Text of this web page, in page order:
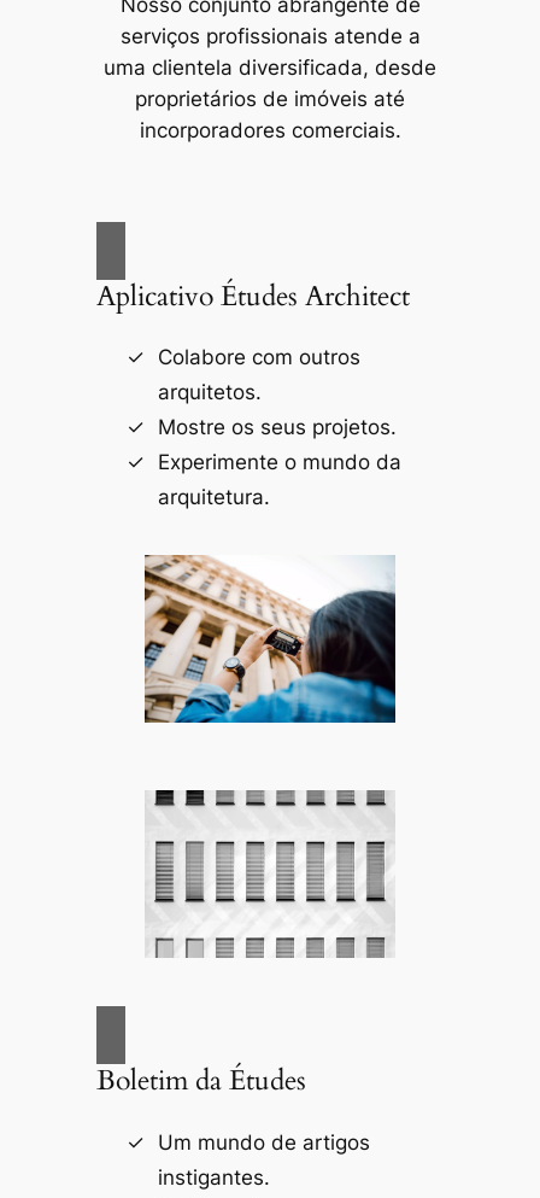
Nosso conjunto abrangente de
serviços profissionais atende a
uma clientela diversificada, desde
proprietários de imóveis até
incorporadores comerciais.
Aplicativo Études Architect
Colabore com outros
arquitetos.
Mostre os seus projetos.
Experimente o mundo da
arquitetura.
Boletim da Études
Um mundo de artigos
instigantes.